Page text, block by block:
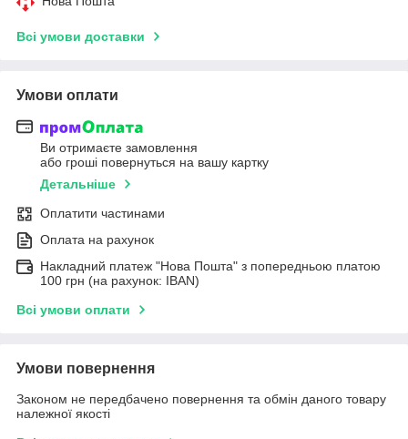
Всі умови доставки
Умови оплати
Ви отримаєте замовлення
або гроші повернуться на вашу картку
Детальніше
Оплатити частинами
Оплата на рахунок
Накладний платеж "Нова Пошта" з попередньою платою
100 грн (на рахунок: IBAN)
Всі умови оплати
Умови повернення
Законом не передбачено повернення та обмін даного товару
належної якості